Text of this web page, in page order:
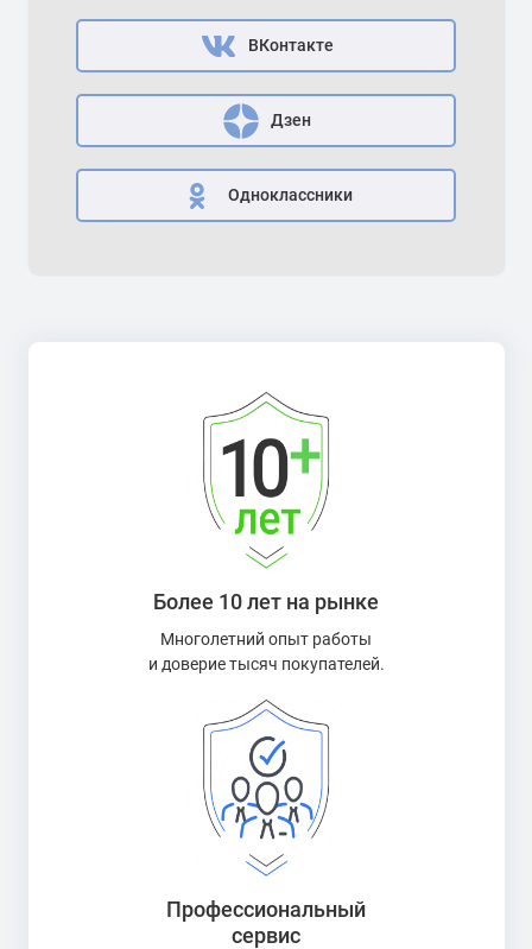
ВКонтакте
Дзен
Одноклассники
Более 10 лет на рынке
Многолетний опыт работы
и доверие тысяч покупателей.
Профессиональный
сервис